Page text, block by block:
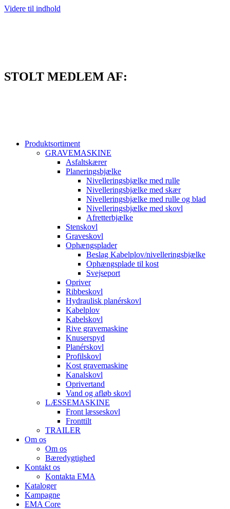
Videre til indhold
STOLT MEDLEM AF:
Produktsortiment
GRAVEMASKINE
Asfaltskærer
Planeringsbjælke
Nivelleringsbjælke med rulle
Nivelleringsbjælke med skær
Nivelleringsbjælke med rulle og blad
Nivelleringsbjælke med skovl
Afretterbjælke
Stenskovl
Graveskovl
Ophængsplader
Beslag Kabelplov/nivelleringsbjælke
Ophængsplade til kost
Svejseport
Opriver
Ribbeskovl
Hydraulisk planérskovl
Kabelplov
Kabelskovl
Rive gravemaskine
Knuserspyd
Planérskovl
Profilskovl
Kost gravemaskine
Kanalskovl
Oprivertand
Vand og afløb skovl
LÆSSEMASKINE
Front læsseskovl
Fronttilt
TRAILER
Om os
Om os
Bæredygtighed
Kontakt os
Kontakta EMA
Kataloger
Kampagne
EMA Core